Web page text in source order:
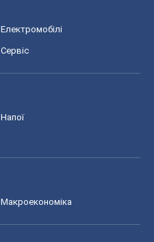
Електромобілі
Сервіс
Напої
Макроекономіка